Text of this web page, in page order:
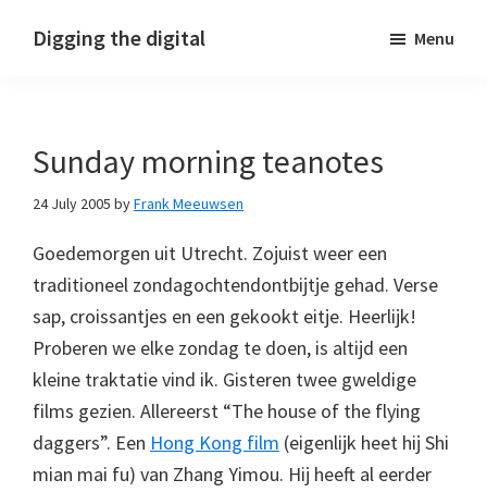
Digging the digital Menu
Sunday morning teanotes
24 July 2005 byFrank Meeuwsen
Goedemorgen uit Utrecht. Zojuist weer een
traditioneel zondagochtendontbijtje gehad. Verse
sap, croissantjes en een gekookt eitje. Heerlijk!
Proberen we elke zondag te doen, is altijd een
kleine traktatie vind ik. Gisteren twee gweldige
films gezien. Allereerst “The house of the flying
daggers”. Een Hong Kong film (eigenlijk heet hij Shi
mian mai fu) van Zhang Yimou. Hij heeft al eerder